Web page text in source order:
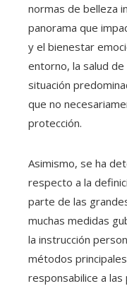
normas de belleza
panorama que
y el bienestar
entorno, la salud
situación
que no
protección.
Asimismo, se ha
respecto a la
parte de las
muchas medidas
la instrucción
métodos
responsabilice a